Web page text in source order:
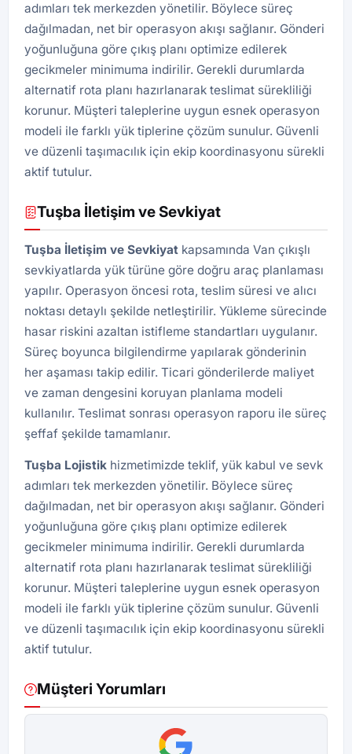
adımları tek merkezden yönetilir. Böylece süreç
dağılmadan, net bir operasyon akışı sağlanır. Gönderi
yoğunluğuna göre çıkış planı optimize edilerek
gecikmeler minimuma indirilir. Gerekli durumlarda
alternatif rota planı hazırlanarak teslimat sürekliliği
korunur. Müşteri taleplerine uygun esnek operasyon
modeli ile farklı yük tiplerine çözüm sunulur. Güvenli
ve düzenli taşımacılık için ekip koordinasyonu sürekli
aktif tutulur.
Tuşba İletişim ve Sevkiyat
Tuşba İletişim ve Sevkiyat kapsamında Van çıkışlı
sevkiyatlarda yük türüne göre doğru araç planlaması
yapılır. Operasyon öncesi rota, teslim süresi ve alıcı
noktası detaylı şekilde netleştirilir. Yükleme sürecinde
hasar riskini azaltan istifleme standartları uygulanır.
Süreç boyunca bilgilendirme yapılarak gönderinin
her aşaması takip edilir. Ticari gönderilerde maliyet
ve zaman dengesini koruyan planlama modeli
kullanılır. Teslimat sonrası operasyon raporu ile süreç
şeffaf şekilde tamamlanır.
Tuşba Lojistik hizmetimizde teklif, yük kabul ve sevk
adımları tek merkezden yönetilir. Böylece süreç
dağılmadan, net bir operasyon akışı sağlanır. Gönderi
yoğunluğuna göre çıkış planı optimize edilerek
gecikmeler minimuma indirilir. Gerekli durumlarda
alternatif rota planı hazırlanarak teslimat sürekliliği
korunur. Müşteri taleplerine uygun esnek operasyon
modeli ile farklı yük tiplerine çözüm sunulur. Güvenli
ve düzenli taşımacılık için ekip koordinasyonu sürekli
aktif tutulur.
Müşteri Yorumları